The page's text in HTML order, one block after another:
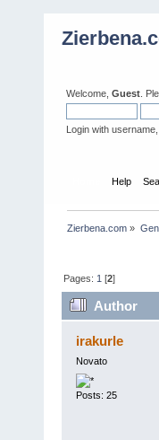
Welcome, Guest .
Login with
Help
Zierbena.com »
Pages: 1 [2]
Author
irakurle
Novato
Posts: 25